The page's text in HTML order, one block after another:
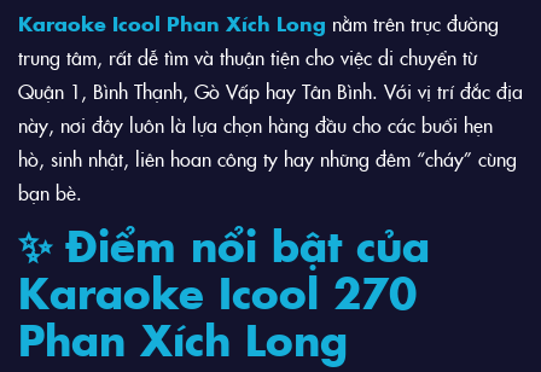
Karaoke Icool Phan Xích Long nằm trên trục đường
trung tâm, rất dễ tìm và thuận tiện cho việc di chuyển từ
Quận 1, Bình Thạnh, Gò Vấp hay Tân Bình. Với vị trí đắc địa
này, nơi đây luôn là lựa chọn hàng đầu cho các buổi hẹn
hò, sinh nhật, liên hoan công ty hay những đêm “cháy” cùng
bạn bè.
✨ Điểm nổi bật của
Karaoke Icool 270
Phan Xích Long